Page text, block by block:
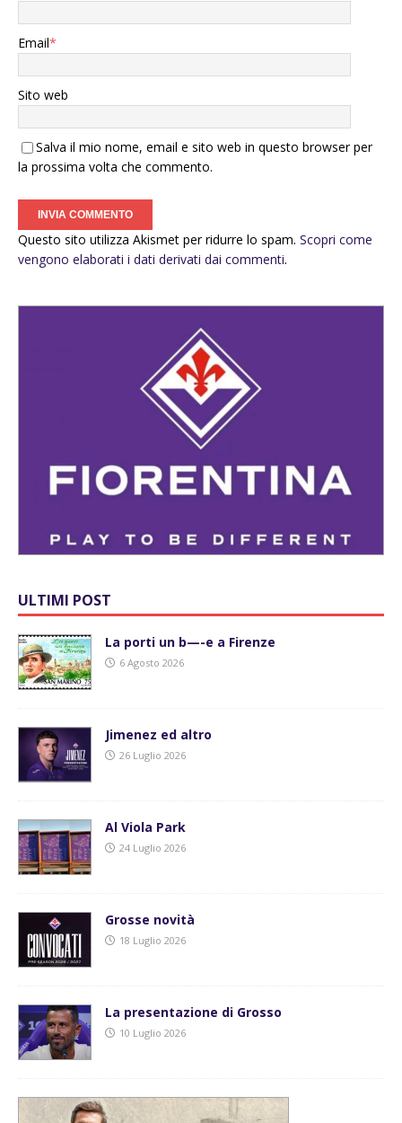
Email*
Sito web
Salva il mio nome, email e sito web in questo browser per
la prossima volta che commento.
Questo sito utilizza Akismet per ridurre lo spam. Scopri come
vengono elaborati i dati derivati dai commenti.
ULTIMI POST
La porti un b—-e a Firenze
6 Agosto 2026
Jimenez ed altro
26 Luglio 2026
Al Viola Park
24 Luglio 2026
Grosse novità
18 Luglio 2026
La presentazione di Grosso
10 Luglio 2026